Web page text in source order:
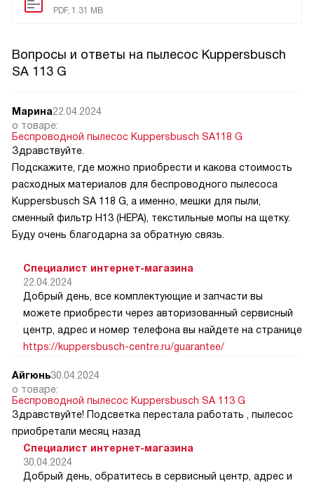
PDF, 1.31 MB
Вопросы и ответы на пылесос Kuppersbusch
SA 113 G
Марина22.04.2024
о товаре:
Беспроводной пылесос Kuppersbusch SA118 G
Здравствуйте.
Подскажите, где можно приобрести и какова стоимость
расходных материалов для беспроводного пылесоса
Kuppersbusch SA 118 G, а именно, мешки для пыли,
сменный фильтр Н13 (НЕРА), текстильные мопы на щетку.
Буду очень благодарна за обратную связь.
Специалист интернет-магазина
22.04.2024
Добрый день, все комплектующие и запчасти вы
можете приобрести через авторизованный сервисный
центр, адрес и номер телефона вы найдете на странице
https://kuppersbusch-centre.ru/guarantee/
Айгюнь30.04.2024
о товаре:
Беспроводной пылесос Kuppersbusch SA 113 G
Здравствуйте! Подсветка перестала работать , пылесос
приобретали месяц назад
Специалист интернет-магазина
30.04.2024
Добрый день, обратитесь в сервисный центр, адрес и